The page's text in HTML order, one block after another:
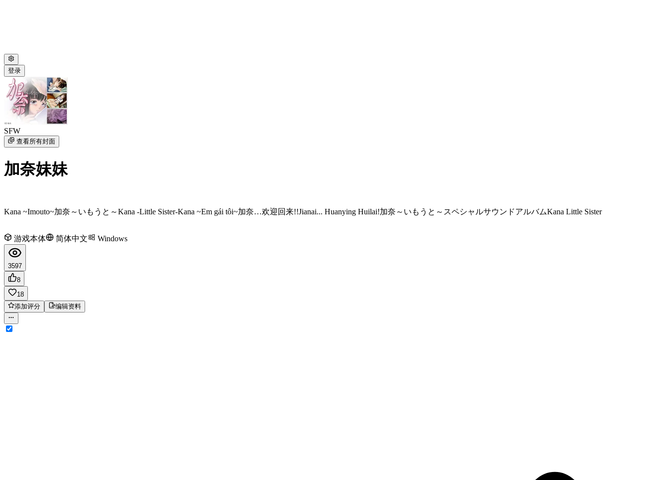
登录
SFW
查看所有封面
加奈妹妹
Kana ~Imouto~加奈～いもうと～Kana -Little Sister-Kana ~Em gái tôi~加奈…欢迎回来!!Jianai... Huanying Huilai!加奈～いもうと～スペシャルサウンドアルバムKana Little Sister
游戏本体 简体中文 Windows
3597
8
18
添加评分
编辑资料